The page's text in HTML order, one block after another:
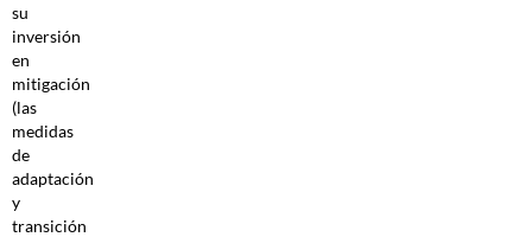
su
inversión
en
mitigación
(las
medidas
de
adaptación
y
transición